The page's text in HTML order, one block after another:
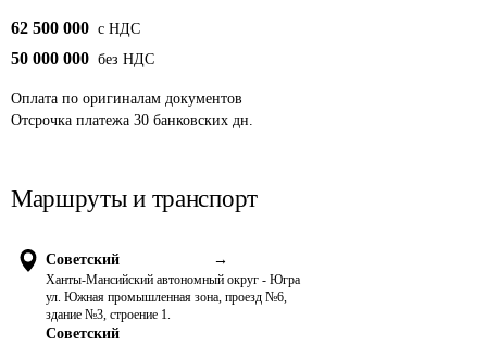
62 500 000 c НДС
50 000 000 без НДС
Оплата по оригиналам документов
Отсрочка платежа 30 банковских дн.
Маршруты и транспорт
Советский →
Ханты-Мансийский автономный округ - Югра
ул. Южная промышленная зона, проезд №6,
здание №3, строение 1.
Советский